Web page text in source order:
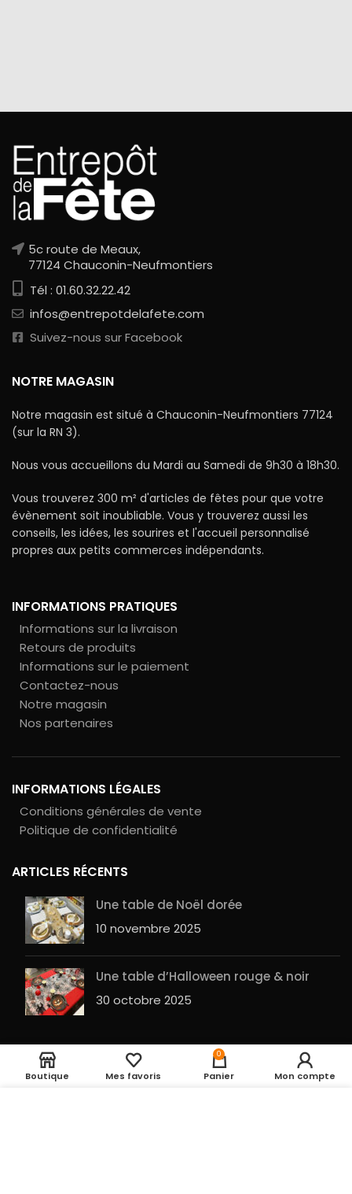
5c route de Meaux,
77124 Chauconin-Neufmontiers
Tél : 01.60.32.22.42
infos@entrepotdelafete.com
Suivez-nous sur Facebook
NOTRE MAGASIN
Notre magasin est situé à Chauconin-Neufmontiers 77124
(sur la RN 3).
Nous vous accueillons du Mardi au Samedi de 9h30 à 18h30.
Vous trouverez 300 m² d'articles de fêtes pour que votre
évènement soit inoubliable. Vous y trouverez aussi les
conseils, les idées, les sourires et l'accueil personnalisé
propres aux petits commerces indépendants.
INFORMATIONS PRATIQUES
Informations sur la livraison
Retours de produits
Informations sur le paiement
Contactez-nous
Notre magasin
Nos partenaires
INFORMATIONS LÉGALES
Conditions générales de vente
Politique de confidentialité
ARTICLES RÉCENTS
Une table de Noël dorée
10 novembre 2025
Une table d’Halloween rouge & noir
30 octobre 2025
Suspensions fleurs blanches
(petite,moyenne)
€
Boutique Mes favoris
0
Panier Mon compte